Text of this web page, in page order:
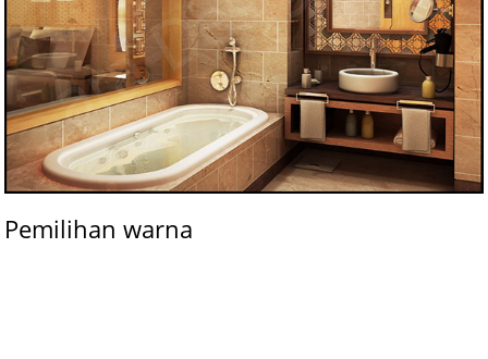
Pemilihan warna